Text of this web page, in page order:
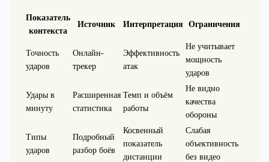
Показатель
контекста
Источник Интерпретация Ограничения
Точность
ударов
Онлайн-
трекер
Эффективность
атак
Не учитывает
мощность
ударов
Удары в
минуту
Расширенная
статистика
Темп и объём
работы
Не видно
качества
обороны
Типы
ударов
Подробный
разбор боёв
Косвенный
показатель
дистанции
Слабая
объективность
без видео